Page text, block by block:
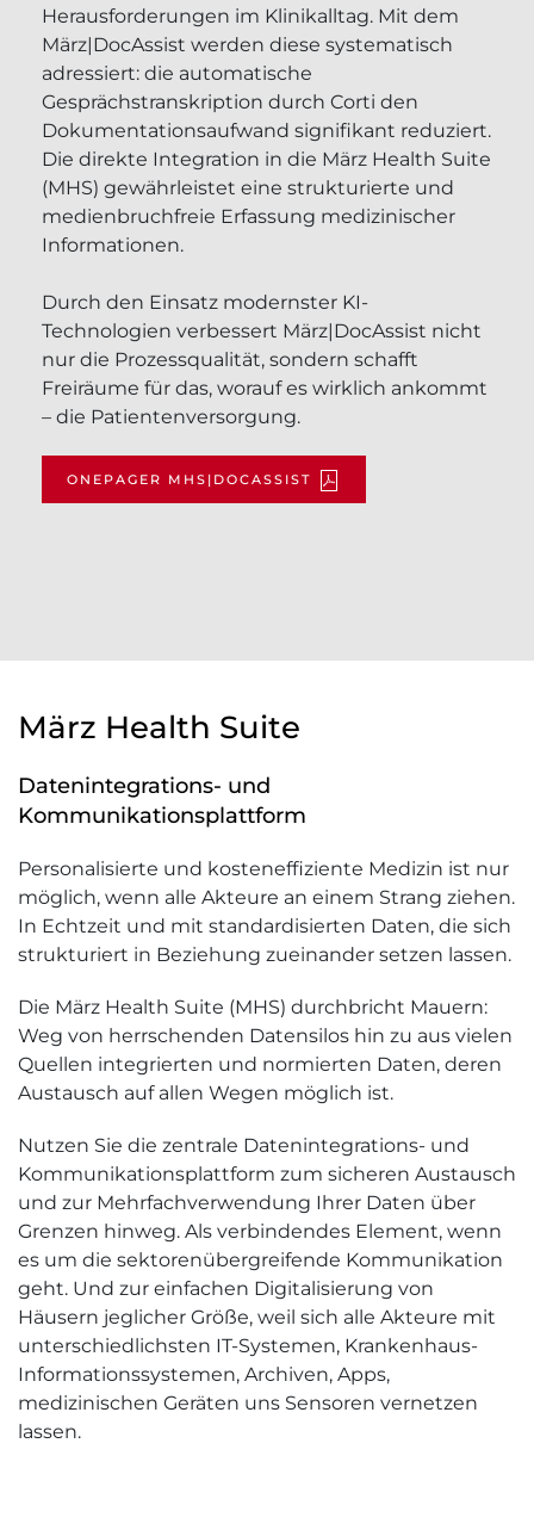
Herausforderungen im Klinikalltag. Mit dem
März|DocAssist werden diese systematisch
adressiert: die automatische
Gesprächstranskription durch Corti den
Dokumentationsaufwand signifikant reduziert.
Die direkte Integration in die März Health Suite
(MHS) gewährleistet eine strukturierte und
medienbruchfreie Erfassung medizinischer
Informationen.
Durch den Einsatz modernster KI-
Technologien verbessert März|DocAssist nicht
nur die Prozessqualität, sondern schafft
Freiräume für das, worauf es wirklich ankommt
– die Patientenversorgung.
ONEPAGER MHS|DOCASSIST
März Health Suite
Datenintegrations- und
Kommunikationsplattform
Personalisierte und kosteneffiziente Medizin ist nur
möglich, wenn alle Akteure an einem Strang ziehen.
In Echtzeit und mit standardisierten Daten, die sich
strukturiert in Beziehung zueinander setzen lassen.
Die März Health Suite (MHS) durchbricht Mauern:
Weg von herrschenden Datensilos hin zu aus vielen
Quellen integrierten und normierten Daten, deren
Austausch auf allen Wegen möglich ist.
Nutzen Sie die zentrale Datenintegrations- und
Kommunikationsplattform zum sicheren Austausch
und zur Mehrfachverwendung Ihrer Daten über
Grenzen hinweg. Als verbindendes Element, wenn
es um die sektorenübergreifende Kommunikation
geht. Und zur einfachen Digitalisierung von
Häusern jeglicher Größe, weil sich alle Akteure mit
unterschiedlichsten IT-Systemen, Krankenhaus-
Informationssystemen, Archiven, Apps,
medizinischen Geräten uns Sensoren vernetzen
lassen.